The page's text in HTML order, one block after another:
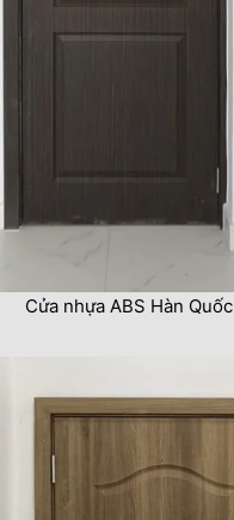
Cửa nhựa ABS Hàn Quốc